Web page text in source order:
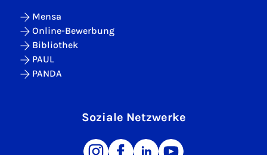
Mensa
Online-Bewerbung
Bibliothek
PAUL
PANDA
Soziale Netzwerke